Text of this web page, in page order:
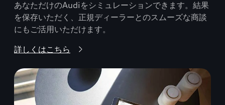
あなただけのAudiをシミュレーションできます。結果
を保存いただく、正規ディーラーとのスムーズな商談
にもご活用いただけます。
詳しくはこちら